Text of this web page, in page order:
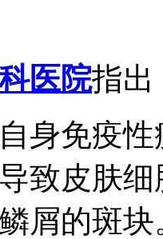
医院指出
身免疫
致皮肤
屑的斑